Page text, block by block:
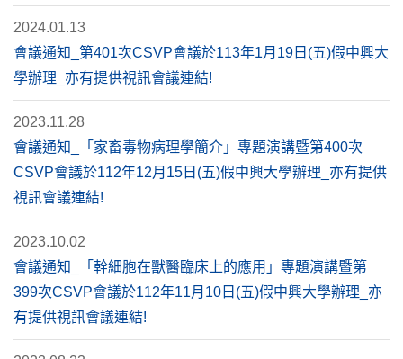
2024.01.13
會議通知_第401次CSVP會議於113年1月19日(五)假中興大
學辦理_亦有提供視訊會議連結!
2023.11.28
會議通知_「家畜毒物病理學簡介」專題演講暨第400次
CSVP會議於112年12月15日(五)假中興大學辦理_亦有提供
視訊會議連結!
2023.10.02
會議通知_「幹細胞在獸醫臨床上的應用」專題演講暨第
399次CSVP會議於112年11月10日(五)假中興大學辦理_亦
有提供視訊會議連結!